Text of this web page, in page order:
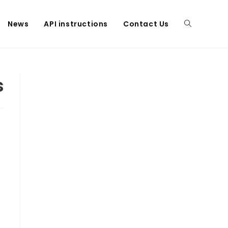
News API instructions Contact Us Toggle